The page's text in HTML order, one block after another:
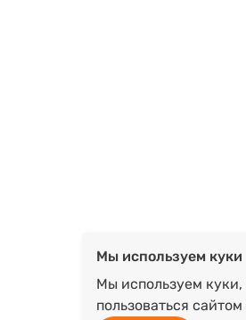
Мы используем куки
Мы используем куки,
пользоваться